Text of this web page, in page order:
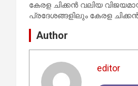
കേരള ചിക്കൻ വലിയ
പ്രദേശങ്ങളിലും കേരള
Author
editor